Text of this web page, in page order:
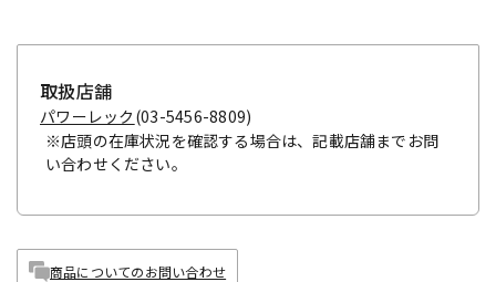
取扱店舗
パワーレック (03-5456-8809)
※店頭の在庫状況を確認する場合は、記載店舗までお問
い合わせください。
商品についてのお問い合わせ